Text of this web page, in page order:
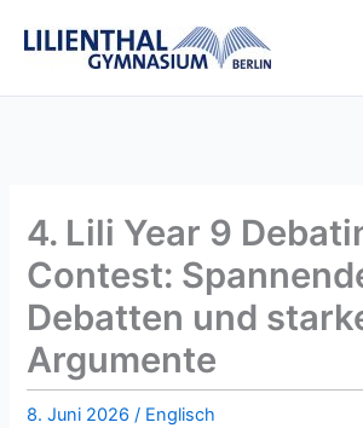
Inhalt
4. Lili Year 9
Contest:
Debatten und
Argumente
8. Juni 2026/ Englisch